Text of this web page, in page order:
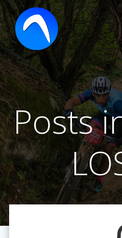
Posts